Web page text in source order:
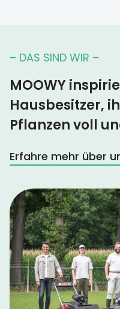
– DAS SIND WIR –
MOOWY
Hausbesitzer,
Pflanzen voll
Erfahre mehr über